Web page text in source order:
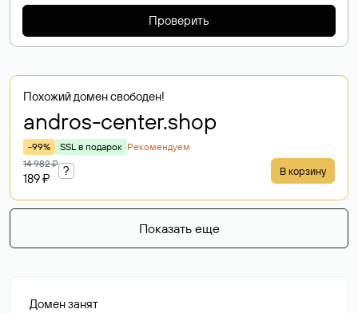
Проверить
Похожий домен свободен!
andros-center.shop
-99% SSL в подарок Рекомендуем
14 982 ₽
189 ₽
? В корзину
Показать еще
Домен занят